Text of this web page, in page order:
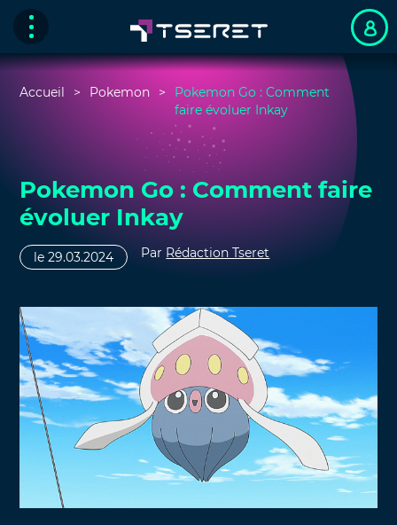
Accueil Pokemon
Pokemon Go : Comment
faire évoluer Inkay
Pokemon Go : Comment faire
évoluer Inkay
le 29.03.2024 Par Rédaction Tseret